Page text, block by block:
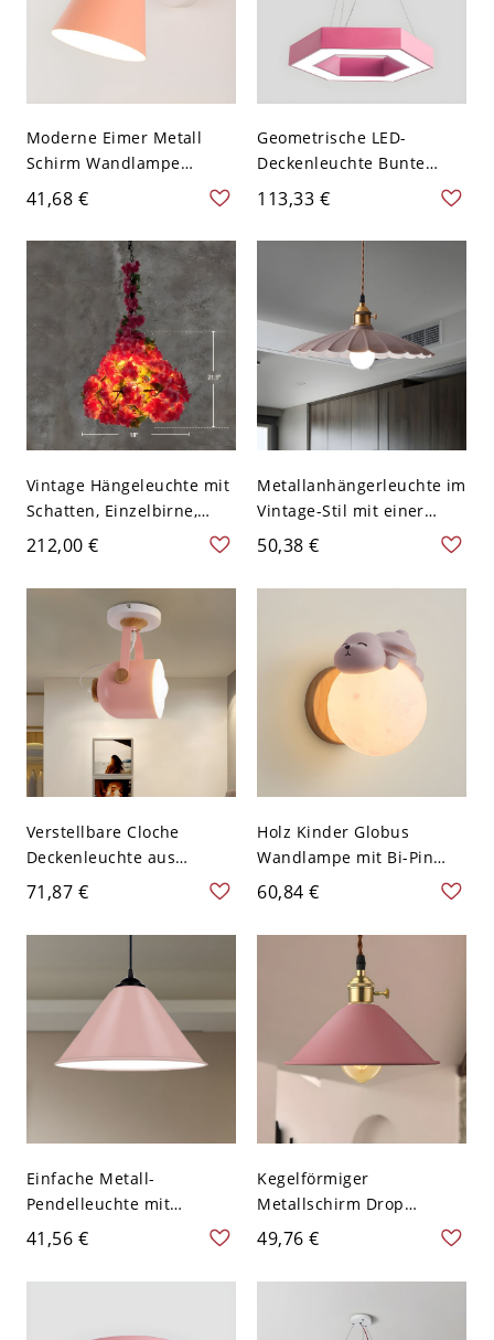
Moderne Eimer Metall
Schirm Wandlampe
Einfachheit Holzfarbe
Detail 1-Kopf
Wandleuchte - 110V-120V
41,68 €
Geometrische LED-
Deckenleuchte Bunte
Metall-Kindergarten-
Hängebeleuchtung - 110V-
120V Hexagon Rosa
113,33 €
Vintage Hängeleuchte mit
Schatten, Einzelbirne,
Eisenbeleuchtung,
Pendelleuchte mit
künstlicher Pflanze für
Restaurant - 110V-120V
212,00 €
Metallanhängerleuchte im
Vintage-Stil mit einer
Schale in Pink, 10" breit,
für Schlafzimmerdecken
50,38 €
Verstellbare Cloche
Deckenleuchte aus
nordischem Metall mit 1
Birne und Griff in Pink für
den Flur
71,87 €
Holz Kinder Globus
Wandlampe mit Bi-Pin
Beleuchtung und weißem
Kunststoffschirm - Rosa
110V-120V Hase
60,84 €
Einfache Metall-
Pendelleuchte mit
kegelförmigem Schirm,
12" breit, Einzel-
Glühbirne, Decken-
41,56 €
Kegelförmiger
Metallschirm Drop
Pendelleuchte Retro 1
Licht Wohnzimmer
Deckenleuchte in Pink
49,76 €